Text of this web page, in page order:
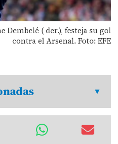
Dembelé ( der.), festeja su gol
contra el Arsenal. Foto: EFE